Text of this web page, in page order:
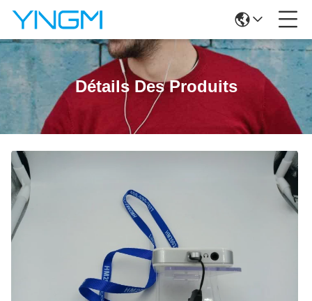
Détails Des Produits